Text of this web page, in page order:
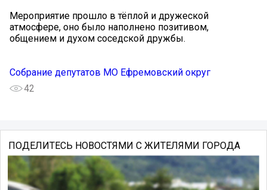
Мероприятие прошло в тёплой и дружеской
атмосфере, оно было наполнено позитивом,
общением и духом соседской дружбы.
Собрание депутатов МО Ефремовский округ
42
ПОДЕЛИТЕСЬ НОВОСТЯМИ С ЖИТЕЛЯМИ ГОРОДА